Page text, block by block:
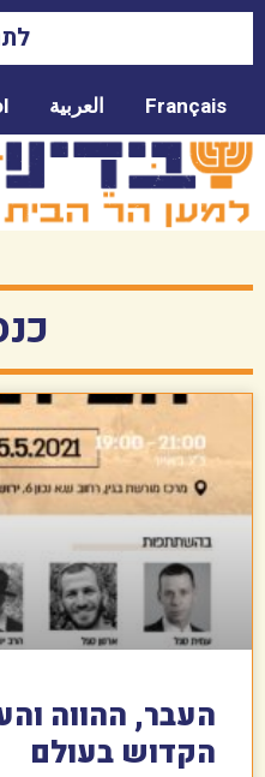
Français العربية
העבר, ההווה
הקדוש בעולם